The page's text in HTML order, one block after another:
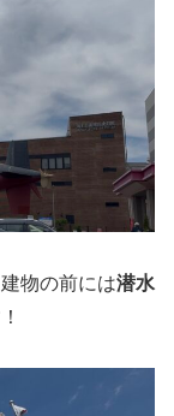
物の前には潜水